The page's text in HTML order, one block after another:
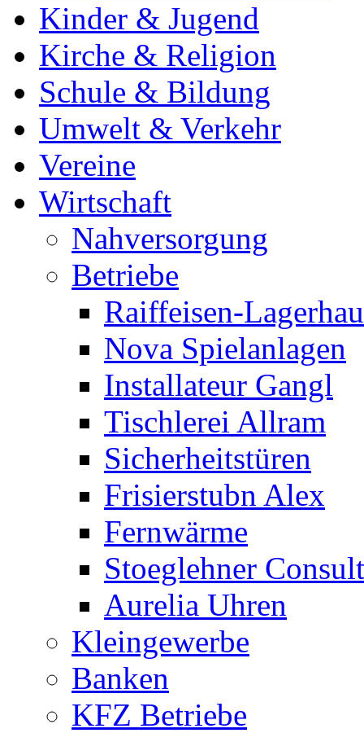
Kinder & Jugend
Kirche & Religion
Schule & Bildung
Umwelt & Verkehr
Vereine
Wirtschaft
Nahversorgung
Betriebe
Raiffeisen-
Nova Spielanlagen
Installateur Gangl
Tischlerei Allram
Sicherheitstüren
Frisierstubn Alex
Fernwärme
Stoeglehner
Aurelia Uhren
Kleingewerbe
Banken
KFZ Betriebe